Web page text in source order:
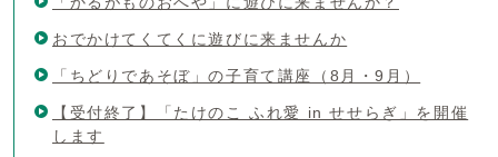
おでかけてくてくに遊びに来ませんか
「ちどりであそぼ」の子育て講座（8月・9月）
【受付終了】「たけのこ ふれ愛 in せせらぎ」を開催
します